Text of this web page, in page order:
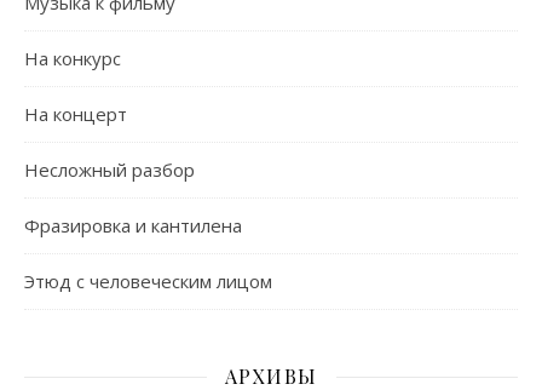
На конкурс
На концерт
Несложный разбор
Фразировка и кантилена
Этюд с человеческим лицом
АРХИВЫ